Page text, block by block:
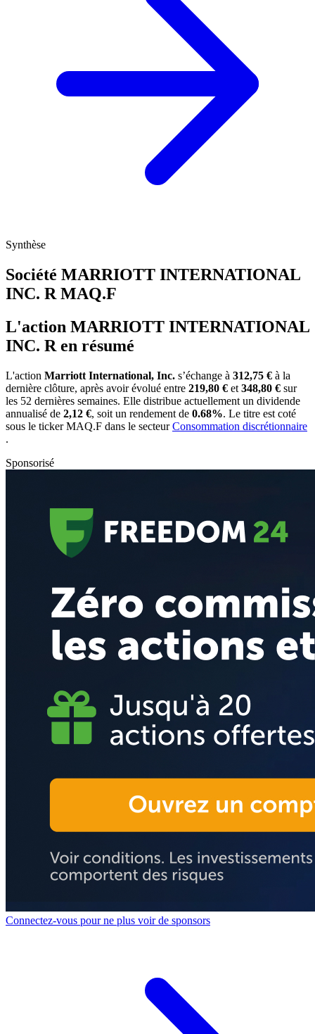
Synthèse
Société MARRIOTT INTERNATIONAL
INC. R MAQ.F
L'action MARRIOTT INTERNATIONAL
INC. R en résumé
L'action Marriott International, Inc. s’échange à 312,75 € à la
dernière clôture, après avoir évolué entre 219,80 € et 348,80 € sur
les 52 dernières semaines. Elle distribue actuellement un dividende
annualisé de 2,12 €, soit un rendement de 0.68%. Le titre est coté
sous le tickerMAQ.F dans le secteurConsommation discrétionnaire
.
Sponsorisé
Connectez-vous pour ne plus voir de sponsors